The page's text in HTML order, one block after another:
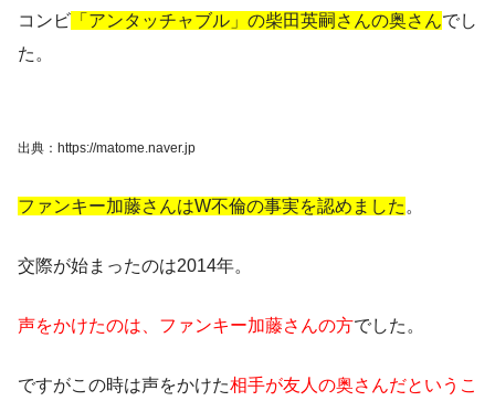
コンビ 「アンタッチャブル」の柴田英嗣さんの奥さんでし
た。
出典：https://matome.naver.jp
ファンキー加藤さんはW不倫の事実を認めました 。
交際が始まったのは2014年。
声をかけたのは、ファンキー加藤さんの方でした。
ですがこの時は声をかけた相手が友人の奥さんだというこ